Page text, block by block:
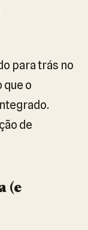
para trás no
o
de
(e